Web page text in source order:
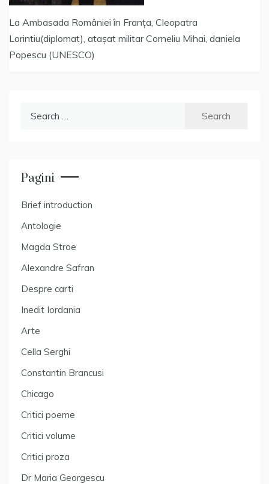
La Ambasada României în Franța, Cleopatra
Lorintiu(diplomat), atașat militar Corneliu Mihai, daniela
Popescu (UNESCO)
Pagini
Brief introduction
Antologie
Magda Stroe
Alexandre Safran
Despre carti
Inedit Iordania
Arte
Cella Serghi
Constantin Brancusi
Chicago
Critici poeme
Critici volume
Critici proza
Dr Maria Georgescu